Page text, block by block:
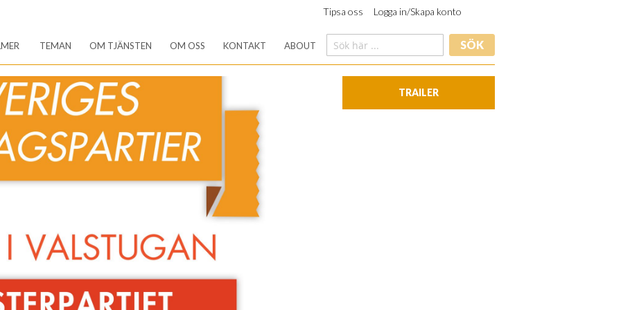
Tipsa oss Logga in/Skapa konto
TEMAN OM TJÄNSTEN OM OSS KONTAKT ABOUT SÖK
TRAILER